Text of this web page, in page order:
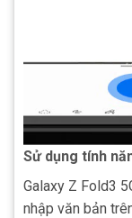
Sử dụng tính
Galaxy Z Fold3
nhập văn bản